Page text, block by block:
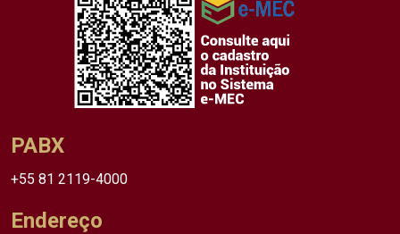
PABX
+55 81 2119-4000
Endereço